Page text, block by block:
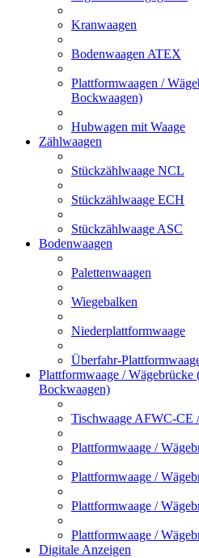
Kranwaagen
Bodenwaagen ATEX
Plattformwaagen /
Bockwaagen)
Hubwagen mit Waage
Zählwaagen
Stückzählwaage NCL
Stückzählwaage ECH
Stückzählwaage ASC
Bodenwaagen
Palettenwaagen
Wiegebalken
Niederplattformwaage
Überfahr-
Plattformwaage / Wägebrücke
Bockwaagen)
Tischwaage AFWC-CE
Plattformwaage /
Plattformwaage /
Plattformwaage /
Plattformwaage /
Digitale Anzeigen